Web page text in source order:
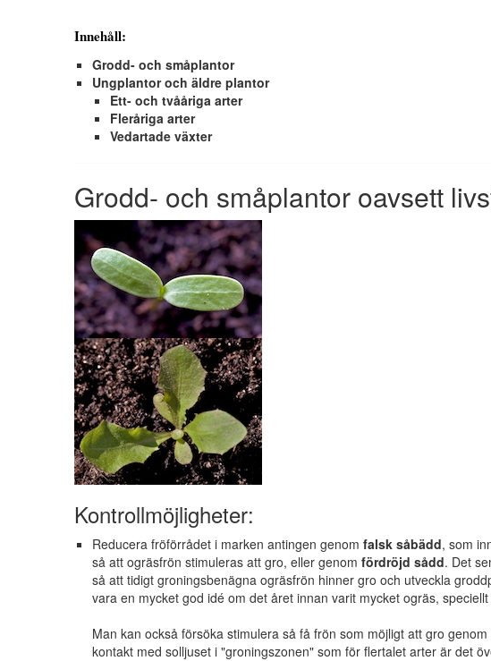
Innehåll:
Grodd- och småplantor
Ungplantor och äldre plantor
Ett- och tvååriga arter
Fleråriga arter
Vedartade växter
Grodd- och småplantor oavsett
Kontrollmöjligheter:
Reducera fröförrådet i marken antingen genom falsk såbädd, som
så att ogräsfrön stimuleras att gro, eller genom fördröjd sådd. Det
så att tidigt groningsbenägna ogräsfrön hinner gro och utveckla
vara en mycket god idé om det året innan varit mycket ogräs,
Man kan också försöka stimulera så få frön som möjligt att gro
kontakt med solljuset i "groningszonen" som för flertalet arter är det